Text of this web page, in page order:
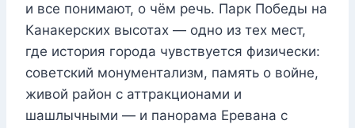
и все понимают, о чём речь. Парк Победы на
Канакерских высотах — одно из тех мест,
где история города чувствуется физически:
советский монументализм, память о войне,
живой район с аттракционами и
шашлычными — и панорама Еревана с